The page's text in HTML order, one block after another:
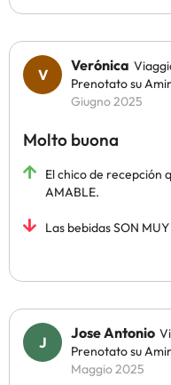
Verónica
Prenotato su
Giugno 2025
Molto buona
El chico de recepción
AMABLE.
Las bebidas SON
Jose Antonio
Prenotato su
Maggio 2025